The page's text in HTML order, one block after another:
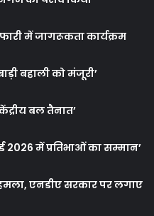
में जागरूकता कार्यक्रम
बहाली को मंजूरी’
बल तैनात’
में प्रतिभाओं का सम्मान’
एनडीए सरकार पर लगाए